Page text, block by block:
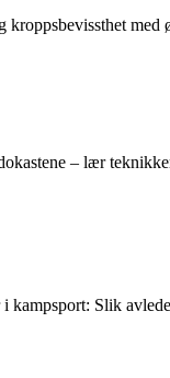
kroppsbevissthet med
– lær
kampsport: Slik